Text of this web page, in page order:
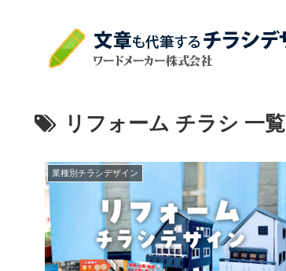
リフォーム チラシ 一覧
業種別チラシデザイン